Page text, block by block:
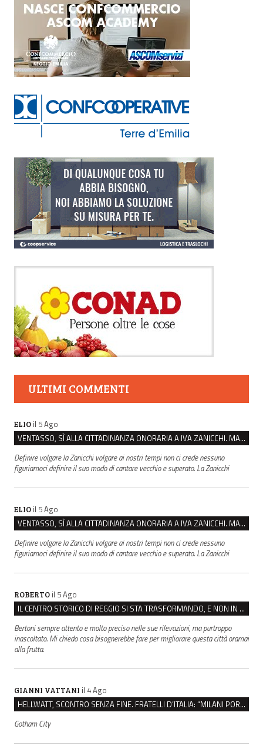
ULTIMI COMMENTI
ELIO il 5 Ago
VENTASSO, SÌ ALLA CITTADINANZA ONORARIA A IVA ZANICCHI. MA BARGIACCHI: “È DI PESSIMO GUSTO”
Definire volgare la Zanicchi volgare ai nostri tempi non ci crede nessuno
figuriamoci definire il suo modo di cantare vecchio e superato. La Zanicchi
ELIO il 5 Ago
VENTASSO, SÌ ALLA CITTADINANZA ONORARIA A IVA ZANICCHI. MA BARGIACCHI: “È DI PESSIMO GUSTO”
Definire volgare la Zanicchi volgare ai nostri tempi non ci crede nessuno
figuriamoci definire il suo modo di cantare vecchio e superato. La Zanicchi
ROBERTO il 5 Ago
IL CENTRO STORICO DI REGGIO SI STA TRASFORMANDO, E NON IN MEGLIO
Bertoni sempre attento e molto preciso nelle sue rilevazioni, ma purtroppo
inascoltato. Mi chiedo cosa bisognerebbe fare per migliorare questa città oramai
alla frutta.
GIANNI VATTANI il 4 Ago
HELLWATT, SCONTRO SENZA FINE. FRATELLI D’ITALIA: “MILANI PORTA DOCUMENTI, DE FRANCO INSULTI”
Gotham City